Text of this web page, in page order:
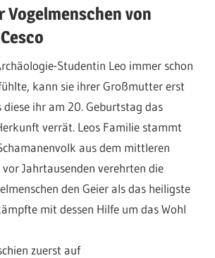
Vogelmenschen von
Studentin Leo immer schon
kann sie ihrer Großmutter erst
ihr am 20. Geburtstag das
verrät. Leos Familie stammt
aus dem mittleren
Jahrtausenden verehrten die
den Geier als das heiligste
mit dessen Hilfe um das Wohl
zuerst auf